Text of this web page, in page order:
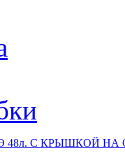
48л. С КРЫШКОЙ НА